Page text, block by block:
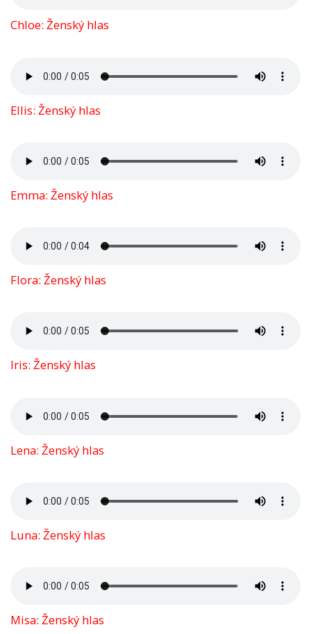
Chloe: Ženský hlas
Ellis: Ženský hlas
Emma: Ženský hlas
Flora: Ženský hlas
Iris: Ženský hlas
Lena: Ženský hlas
Luna: Ženský hlas
Misa: Ženský hlas